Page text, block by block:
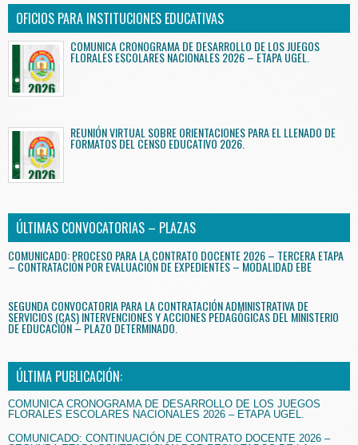
OFICIOS PARA INSTITUCIONES EDUCATIVAS
COMUNICA CRONOGRAMA DE DESARROLLO DE LOS JUEGOS
FLORALES ESCOLARES NACIONALES 2026 – ETAPA UGEL.
REUNIÓN VIRTUAL SOBRE ORIENTACIONES PARA EL LLENADO DE
FORMATOS DEL CENSO EDUCATIVO 2026.
ÚLTIMAS CONVOCATORIAS – PLAZAS
COMUNICADO: PROCESO PARA LA CONTRATO DOCENTE 2026 – TERCERA ETAPA
– CONTRATACIÓN POR EVALUACIÓN DE EXPEDIENTES – MODALIDAD EBE
SEGUNDA CONVOCATORIA PARA LA CONTRATACIÓN ADMINISTRATIVA DE
SERVICIOS (CAS) INTERVENCIONES Y ACCIONES PEDAGÓGICAS DEL MINISTERIO
DE EDUCACIÓN – PLAZO DETERMINADO.
ÚLTIMA PUBLICACIÓN:
COMUNICA CRONOGRAMA DE DESARROLLO DE LOS JUEGOS
FLORALES ESCOLARES NACIONALES 2026 – ETAPA UGEL.
COMUNICADO: CONTINUACIÓN DE CONTRATO DOCENTE 2026 –